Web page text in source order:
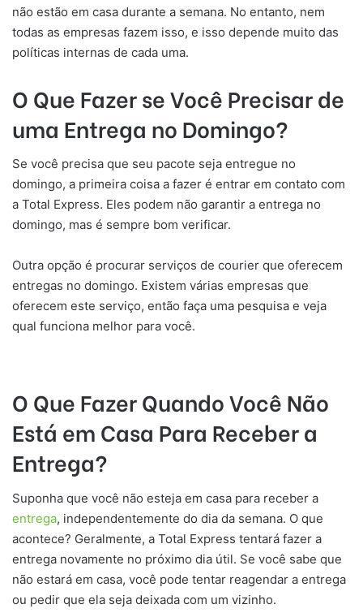
não estão em casa durante a semana. No entanto, nem
todas as empresas fazem isso, e isso depende muito das
políticas internas de cada uma.
O Que Fazer se Você Precisar de
uma Entrega no Domingo?
Se você precisa que seu pacote seja entregue no
domingo, a primeira coisa a fazer é entrar em contato com
a Total Express. Eles podem não garantir a entrega no
domingo, mas é sempre bom verificar.
Outra opção é procurar serviços de courier que oferecem
entregas no domingo. Existem várias empresas que
oferecem este serviço, então faça uma pesquisa e veja
qual funciona melhor para você.
O Que Fazer Quando Você Não
Está em Casa Para Receber a
Entrega?
Suponha que você não esteja em casa para receber a
entrega, independentemente do dia da semana. O que
acontece? Geralmente, a Total Express tentará fazer a
entrega novamente no próximo dia útil. Se você sabe que
não estará em casa, você pode tentar reagendar a entrega
ou pedir que ela seja deixada com um vizinho.